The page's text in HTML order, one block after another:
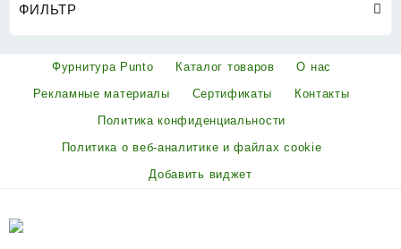
ФИЛЬТР
Фурнитура Punto Каталог товаров
О нас
Рекламные материалы
Сертификаты
Контакты
Политика конфиденциальности
Политика о веб-аналитике и файлах cookie
Добавить виджет